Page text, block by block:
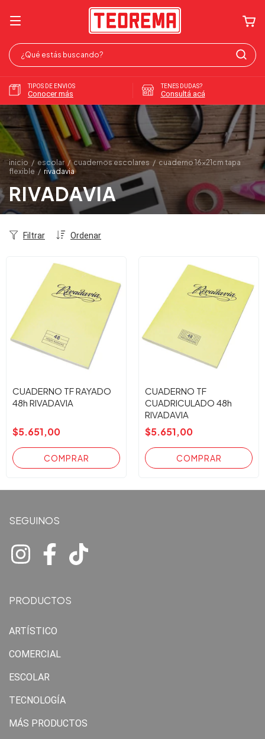
TIPOS DE ENVIOS
Conocer más
TENES DUDAS?
Consultá acá
inicio / escolar / cuadernos escolares / cuaderno 16x21cm tapa
flexible / rivadavia
RIVADAVIA
Ordenar
Filtrar
CUADERNO TF RAYADO
48h RIVADAVIA
$5.651,00
CUADERNO TF
CUADRICULADO 48h
RIVADAVIA
$5.651,00
SEGUINOS
PRODUCTOS
ARTÍSTICO
COMERCIAL
ESCOLAR
TECNOLOGÍA
MÁS PRODUCTOS